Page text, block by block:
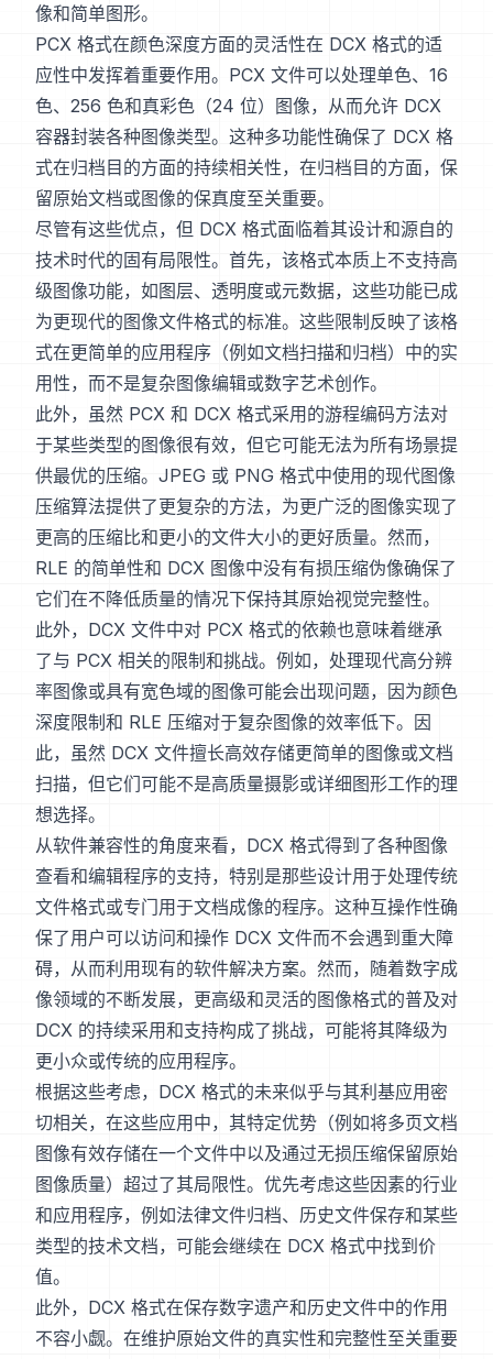
像和简单图形。
PCX 格式在颜色深度方面的灵活性在 DCX 格式的适
应性中发挥着重要作用。PCX 文件可以处理单色、16
色、256 色和真彩色（24 位）图像，从而允许 DCX
容器封装各种图像类型。这种多功能性确保了 DCX 格
式在归档目的方面的持续相关性，在归档目的方面，保
留原始文档或图像的保真度至关重要。
尽管有这些优点，但 DCX 格式面临着其设计和源自的
技术时代的固有局限性。首先，该格式本质上不支持高
级图像功能，如图层、透明度或元数据，这些功能已成
为更现代的图像文件格式的标准。这些限制反映了该格
式在更简单的应用程序（例如文档扫描和归档）中的实
用性，而不是复杂图像编辑或数字艺术创作。
此外，虽然 PCX 和 DCX 格式采用的游程编码方法对
于某些类型的图像很有效，但它可能无法为所有场景提
供最优的压缩。JPEG 或 PNG 格式中使用的现代图像
压缩算法提供了更复杂的方法，为更广泛的图像实现了
更高的压缩比和更小的文件大小的更好质量。然而，
RLE 的简单性和 DCX 图像中没有有损压缩伪像确保了
它们在不降低质量的情况下保持其原始视觉完整性。
此外，DCX 文件中对 PCX 格式的依赖也意味着继承
了与 PCX 相关的限制和挑战。例如，处理现代高分辨
率图像或具有宽色域的图像可能会出现问题，因为颜色
深度限制和 RLE 压缩对于复杂图像的效率低下。因
此，虽然 DCX 文件擅长高效存储更简单的图像或文档
扫描，但它们可能不是高质量摄影或详细图形工作的理
想选择。
从软件兼容性的角度来看，DCX 格式得到了各种图像
查看和编辑程序的支持，特别是那些设计用于处理传统
文件格式或专门用于文档成像的程序。这种互操作性确
保了用户可以访问和操作 DCX 文件而不会遇到重大障
碍，从而利用现有的软件解决方案。然而，随着数字成
像领域的不断发展，更高级和灵活的图像格式的普及对
DCX 的持续采用和支持构成了挑战，可能将其降级为
更小众或传统的应用程序。
根据这些考虑，DCX 格式的未来似乎与其利基应用密
切相关，在这些应用中，其特定优势（例如将多页文档
图像有效存储在一个文件中以及通过无损压缩保留原始
图像质量）超过了其局限性。优先考虑这些因素的行业
和应用程序，例如法律文件归档、历史文件保存和某些
类型的技术文档，可能会继续在 DCX 格式中找到价
值。
此外，DCX 格式在保存数字遗产和历史文件中的作用
不容小觑。在维护原始文件的真实性和完整性至关重要